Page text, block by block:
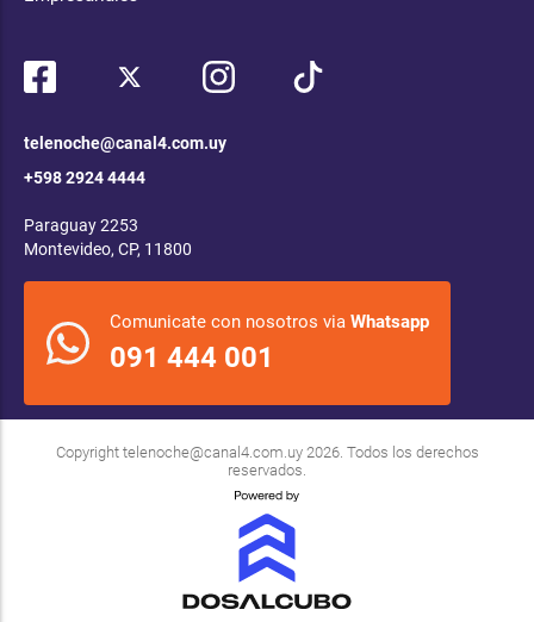
telenoche@canal4.com.uy
+598 2924 4444
Paraguay 2253
Montevideo, CP, 11800
Comunicate con nosotros via Whatsapp
091 444 001
Copyright telenoche@canal4.com.uy2026. Todos los derechos
reservados.